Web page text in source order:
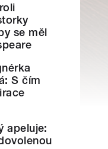
se měl
S čím
apeluje: